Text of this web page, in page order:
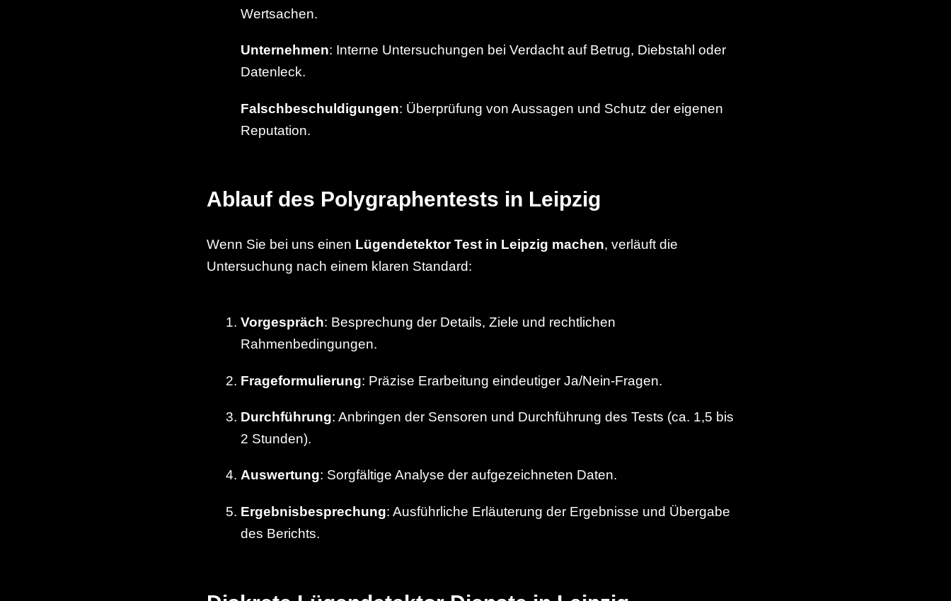
Wertsachen.
Unternehmen: Interne Untersuchungen bei Verdacht auf Betrug, Diebstahl oder
Datenleck.
Falschbeschuldigungen: Überprüfung von Aussagen und Schutz der eigenen
Reputation.
Ablauf des Polygraphentests in Leipzig
Wenn Sie bei uns einen Lügendetektor Test in Leipzig machen, verläuft die
Untersuchung nach einem klaren Standard:
Vorgespräch: Besprechung der Details, Ziele und rechtlichen
Rahmenbedingungen.
Frageformulierung: Präzise Erarbeitung eindeutiger Ja/Nein-Fragen.
Durchführung: Anbringen der Sensoren und Durchführung des Tests (ca. 1,5 bis
2 Stunden).
Auswertung: Sorgfältige Analyse der aufgezeichneten Daten.
Ergebnisbesprechung: Ausführliche Erläuterung der Ergebnisse und Übergabe
des Berichts.